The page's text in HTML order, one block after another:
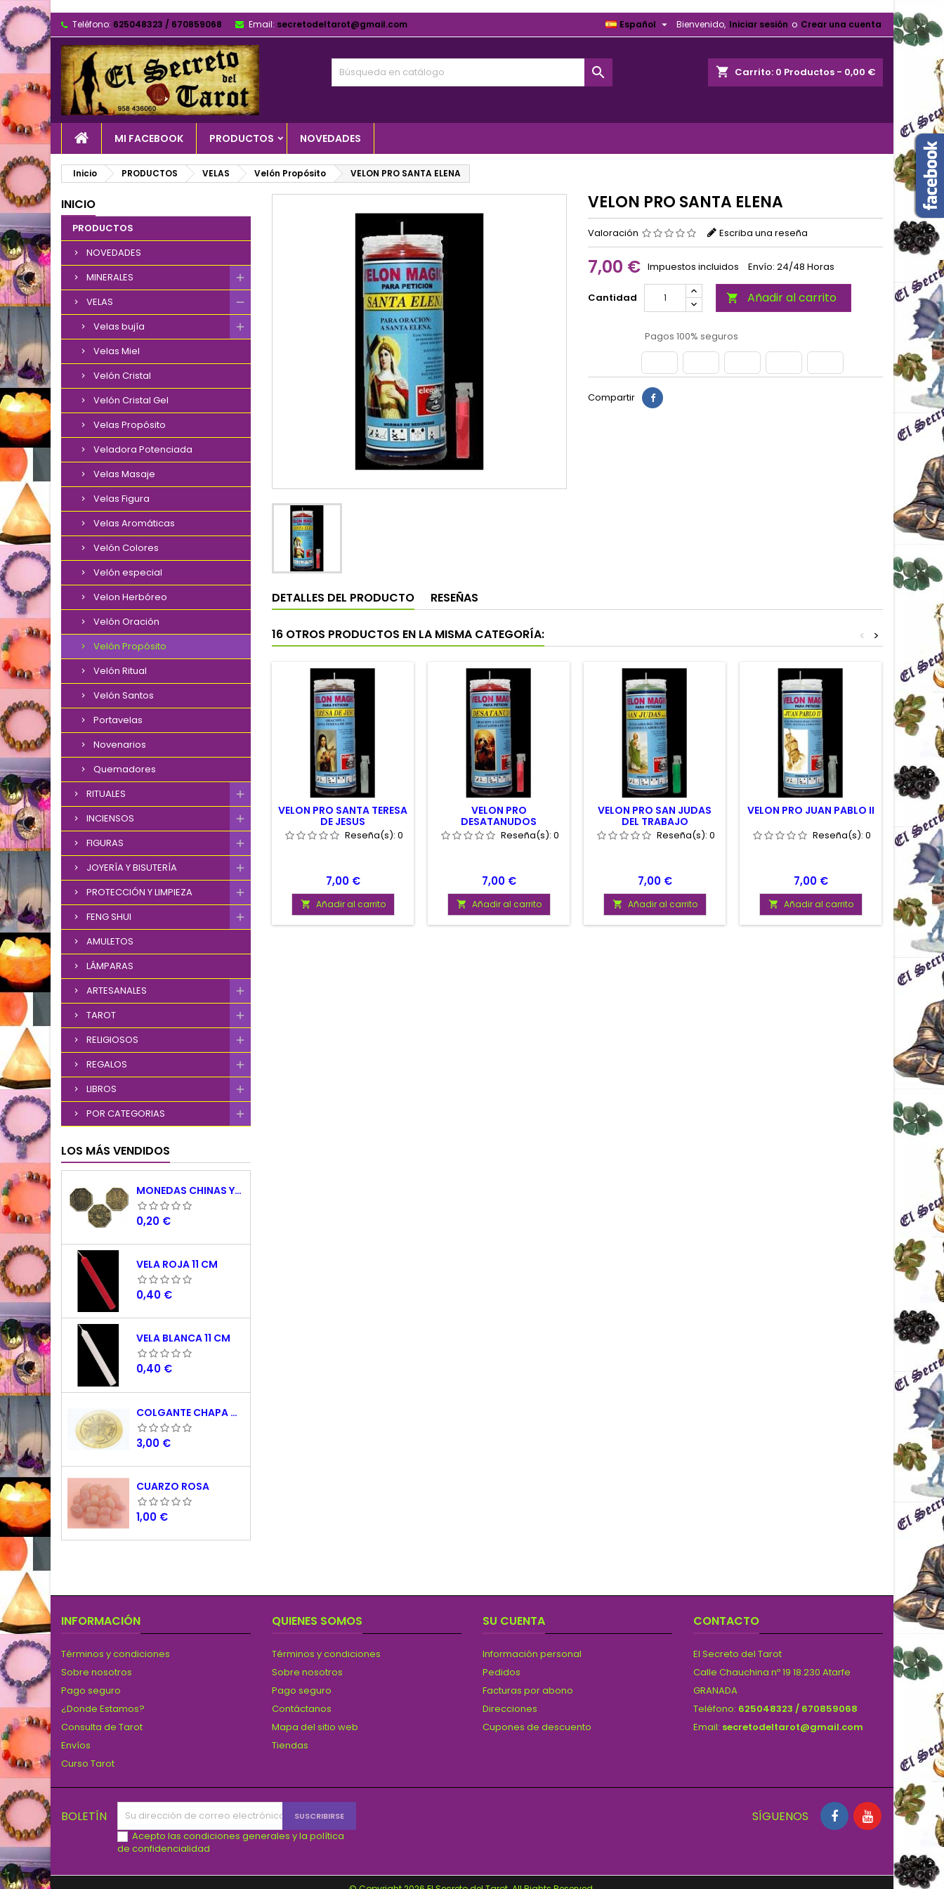
Teléfono: 625048323 / 670859068 Email: secretodeltarot@gmail.com Bienvenido, Iniciar sesión o Crear una cuenta
Español 
shopping_cart Carrito: 0 Productos - 0,00 €

MI FACEBOOK PRODUCTOS NOVEDADES
Inicio PRODUCTOS VELAS Velón Propósito VELON PRO SANTA ELENA
INICIO
PRODUCTOS
NOVEDADES
MINERALES
VELAS
Velas bujía
Velas Miel
Velón Cristal
Velón Cristal Gel
Velas Propósito
Veladora Potenciada
Velas Masaje
Velas Figura
Velas Aromáticas
Velón Colores
Velón especial
Velon Herbóreo
Velón Oración
Velón Propósito
Velón Ritual
Velón Santos
Portavelas
Novenarios
Quemadores
RITUALES
INCIENSOS
FIGURAS
JOYERÍA Y BISUTERÍA
PROTECCIÓN Y LIMPIEZA
FENG SHUI
AMULETOS
LÁMPARAS
ARTESANALES
TAROT
RELIGIOSOS
REGALOS
LIBROS
POR CATEGORIAS
LOS MÁS VENDIDOS
MONEDAS CHINAS YING YANG
Precio
0,20 €
VELA ROJA 11 CM
Precio
0,40 €
VELA BLANCA 11 CM
Precio
0,40 €
COLGANTE CHAPA NACAR TETRAGRAMATON 5 CM
Precio
3,00 €
CUARZO ROSA
Precio
1,00 €
VELON PRO SANTA ELENA
Valoración Escriba una reseña
7,00 € Impuestos incluidos Envío: 24/48 Horas
Cantidad  Añadir al carrito
Pagos 100% seguros
Compartir
DETALLES DEL PRODUCTO RESEÑAS
16 OTROS PRODUCTOS EN LA MISMA CATEGORÍA: >
<
VELON PRO SANTA TERESA
DE JESUS
Reseña(s): 0
Precio
7,00 €
 Añadir al carrito
VELON PRO
DESATANUDOS
Reseña(s): 0
Precio
7,00 €
 Añadir al carrito
VELON PRO SAN JUDAS
DEL TRABAJO
Reseña(s): 0
Precio
7,00 €
 Añadir al carrito
VELON PRO JUAN PABLO II
Reseña(s): 0
Precio
7,00 €
 Añadir al carrito 
INFORMACIÓN
Términos y condiciones
Sobre nosotros
Pago seguro
¿Donde Estamos?
Consulta de Tarot
Envíos
Curso Tarot
QUIENES SOMOS
Términos y condiciones
Sobre nosotros
Pago seguro
Contáctanos
Mapa del sitio web
Tiendas
SU CUENTA
Información personal
Pedidos
Facturas por abono
Direcciones
Cupones de descuento
CONTACTO
El Secreto del Tarot
Calle Chauchina nº 19 18.230 Atarfe
GRANADA
Teléfono: 625048323 / 670859068
Email: secretodeltarot@gmail.com
BOLETÍN
Acepto las condiciones generales y la política
de confidencialidad
SÍGUENOS